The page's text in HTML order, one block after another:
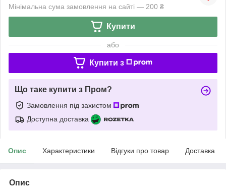
Мінімальна сума замовлення на сайті — 200 ₴
Купити
або
Купити з
Що таке купити з Пром?
Замовлення під захистом
Доступна доставка
Опис Характеристики Відгуки про товар Доставка
Опис